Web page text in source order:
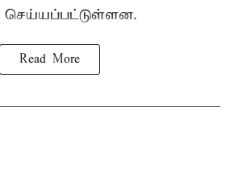
செய்யப்பட்டுள்ளன.
Read More